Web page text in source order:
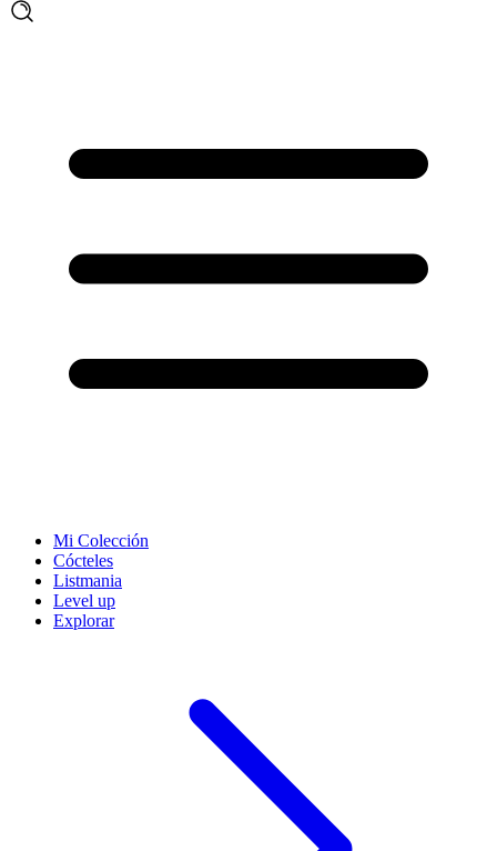
Mi Colección
Cócteles
Listmania
Level up
Explorar